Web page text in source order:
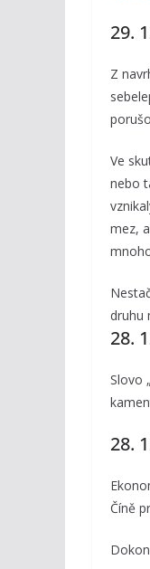
29.
Z
Ve
nebo
mez,
druhu
28.
Slovo
28.
Číně